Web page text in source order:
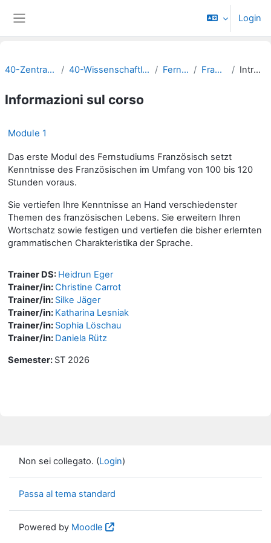
Login
40-Zentralverwaltung 40-Wissenschaftliche Weiterbildung Fernstudium Französisch Introduzione
Informazioni sul corso
Module 1
Das erste Modul des Fernstudiums Französisch setzt
Kenntnisse des Französischen im Umfang von 100 bis 120
Stunden voraus.
Sie vertiefen Ihre Kenntnisse an Hand verschiedenster
Themen des französischen Lebens. Sie erweitern Ihren
Wortschatz sowie festigen und vertiefen die bisher erlernten
grammatischen Charakteristika der Sprache.
Trainer DS: Heidrun Eger
Trainer/in:Christine Carrot
Trainer/in: Silke Jäger
Trainer/in: Katharina Lesniak
Trainer/in: Sophia Löschau
Trainer/in: Daniela Rütz
Semester: ST 2026
Non sei collegato. (Login)
Passa al tema standard
Powered by Moodle